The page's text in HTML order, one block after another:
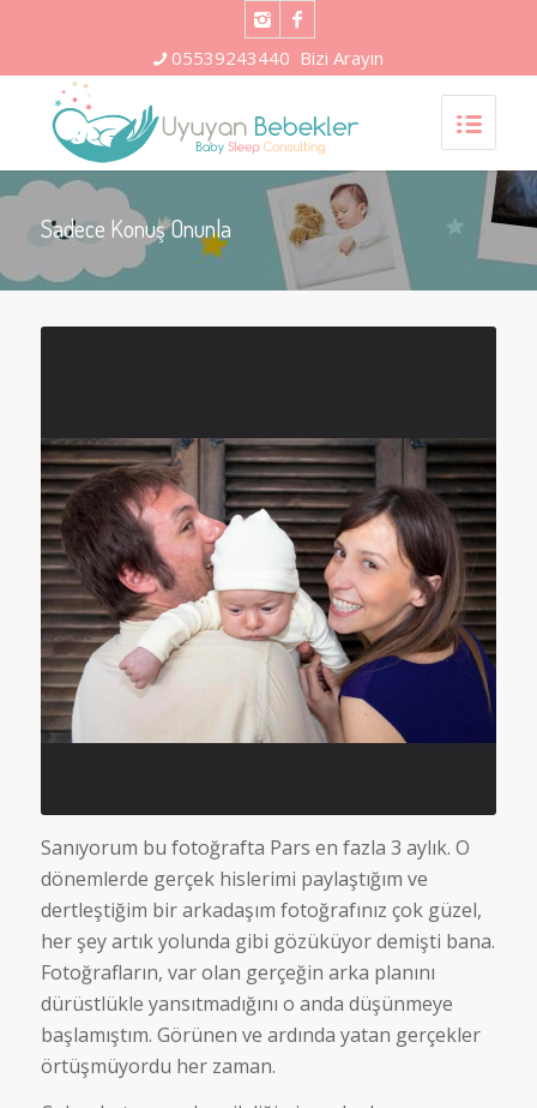
05539243440 Bizi Arayın
Sadece Konuş Onunla
Sanıyorum bu fotoğrafta Pars en fazla 3 aylık. O
dönemlerde gerçek hislerimi paylaştığım ve
dertleştiğim bir arkadaşım fotoğrafınız çok güzel,
her şey artık yolunda gibi gözüküyor demişti bana.
Fotoğrafların, var olan gerçeğin arka planını
dürüstlükle yansıtmadığını o anda düşünmeye
başlamıştım. Görünen ve ardında yatan gerçekler
örtüşmüyordu her zaman.